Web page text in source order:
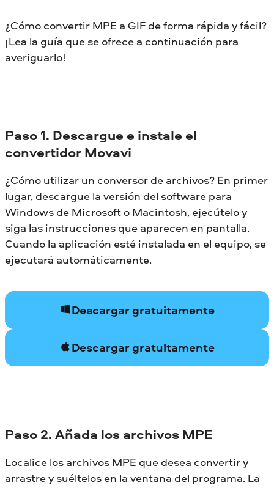
¿Cómo convertir MPE a GIF de forma rápida y fácil?
¡Lea la guía que se ofrece a continuación para
averiguarlo!
Paso 1. Descargue e instale el
convertidor Movavi
¿Cómo utilizar un conversor de archivos? En primer
lugar, descargue la versión del software para
Windows de Microsoft o Macintosh, ejecútelo y
siga las instrucciones que aparecen en pantalla.
Cuando la aplicación esté instalada en el equipo, se
ejecutará automáticamente.
Descargar gratuitamente
Descargar gratuitamente
Paso 2. Añada los archivos MPE
Localice los archivos MPE que desea convertir y
arrastre y suéltelos en la ventana del programa. La